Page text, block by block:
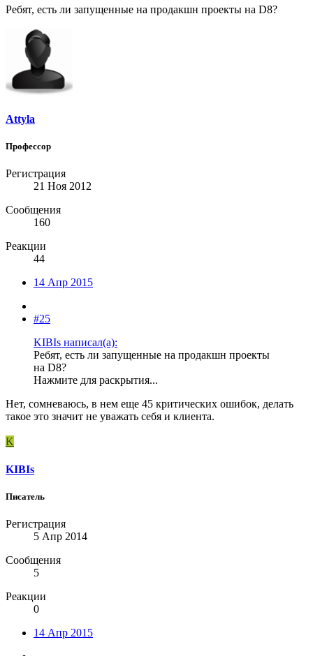
Ребят, есть ли запущенные на продакшн проекты на D8?
Attyla
Профессор
Регистрация
21 Ноя 2012
Сообщения
160
Реакции
44
14 Апр 2015
#25
KIBIs написал(а):
Ребят, есть ли запущенные на продакшн проекты
на D8?
Нажмите для раскрытия...
Нет, сомневаюсь, в нем еще 45 критических ошибок, делать
такое это значит не уважать себя и клиента.
K
KIBIs
Писатель
Регистрация
5 Апр 2014
Сообщения
5
Реакции
0
14 Апр 2015